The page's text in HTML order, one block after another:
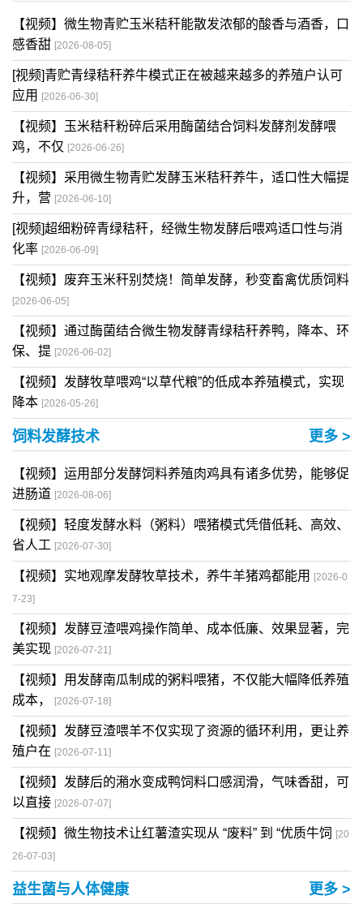
【视频】微生物青贮玉米秸秆能散发浓郁的酸香与酒香，口
感香甜 [2026-08-05]
[视频]青贮青绿秸秆养牛模式正在被越来越多的养殖户认可
应用
[2026-06-30]
【视频】玉米秸秆粉碎后采用酶菌结合饲料发酵剂发酵喂
鸡，不仅 [2026-06-26]
【视频】采用微生物青贮发酵玉米秸秆养牛，适口性大幅提
升，营 [2026-06-10]
[视频]超细粉碎青绿秸秆，经微生物发酵后喂鸡适口性与消
化率 [2026-06-09]
【视频】废弃玉米秆别焚烧！简单发酵，秒变畜禽优质饲料
[2026-06-05]
【视频】通过酶菌结合微生物发酵青绿秸秆养鸭，降本、环
保、提 [2026-06-02]
【视频】发酵牧草喂鸡“以草代粮”的低成本养殖模式，实现
降本 [2026-05-26]
饲料发酵技术 更多 >
【视频】运用部分发酵饲料养殖肉鸡具有诸多优势，能够促
进肠道 [2026-08-06]
【视频】轻度发酵水料（粥料）喂猪模式凭借低耗、高效、
省人工 [2026-07-30]
【视频】实地观摩发酵牧草技术，养牛羊猪鸡都能用
[2026-0
7-23]
【视频】发酵豆渣喂鸡操作简单、成本低廉、效果显著，完
美实现 [2026-07-21]
【视频】用发酵南瓜制成的粥料喂猪，不仅能大幅降低养殖
成本，
[2026-07-18]
【视频】发酵豆渣喂羊不仅实现了资源的循环利用，更让养
殖户在 [2026-07-11]
【视频】发酵后的潲水变成鸭饲料口感润滑，气味香甜，可
以直接 [2026-07-07]
【视频】微生物技术让红薯渣实现从 “废料” 到 “优质牛饲
[20
26-07-03]
益生菌与人体健康 更多 >